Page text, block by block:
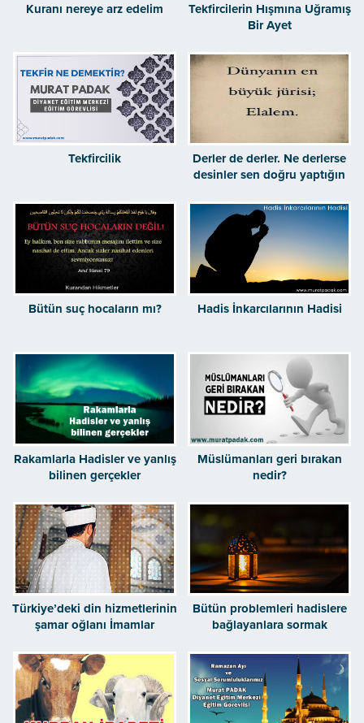
Kuranı nereye arz edelim
Tekfircilerin Hışmına Uğramış
Bir Ayet
Tekfircilik
Derler de derler. Ne derlerse
desinler sen doğru yaptığın
Bütün suç hocaların mı? Hadis İnkarcılarının Hadisi
Rakamlarla Hadisler ve yanlış
bilinen gerçekler
Müslümanları geri bırakan
nedir?
Türkiye’deki din hizmetlerinin
şamar oğlanı İmamlar
Bütün problemleri hadislere
bağlayanlara sormak